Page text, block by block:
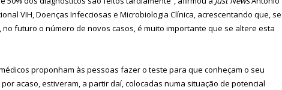
VIH, Doenças Infecciosas e Microbiologia Clínica, acrescentando que, se
futuro o número de novos casos, é muito importante que se altere esta
proponham às pessoas fazer o teste para que conheçam o seu
acaso, estiveram, a partir daí, colocadas numa situação de potencial